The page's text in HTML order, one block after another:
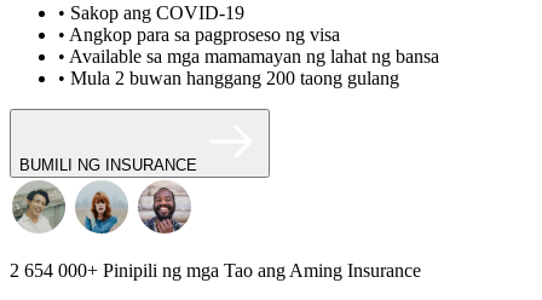
• Sakop ang COVID-19
• Angkop para sa pagproseso ng visa
• Available sa mga mamamayan ng lahat ng bansa
• Mula 2 buwan hanggang 200 taong gulang
BUMILI NG INSURANCE
2 654 000+ Pinipili ng mga Tao ang Aming Insurance